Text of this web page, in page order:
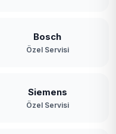
Bosch
Özel Servisi
Siemens
Özel Servisi